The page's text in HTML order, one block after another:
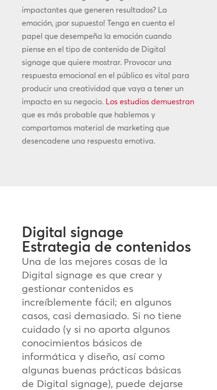
impactantes que generen resultados? La
emoción, ¡por supuesto! Tenga en cuenta el
papel que desempeña la emoción cuando
piense en el tipo de contenido de Digital
signage que quiere mostrar. Provocar una
respuesta emocional en el público es vital para
producir una creatividad que vaya a tener un
impacto en su negocio. Los estudios demuestran
que es más probable que hablemos y
compartamos material de marketing que
desencadene una respuesta emotiva.
Digital signage
Estrategia de contenidos
Una de las mejores cosas de la
Digital signage es que crear y
gestionar contenidos es
increíblemente fácil; en algunos
casos, casi demasiado. Si no tiene
cuidado (y si no aporta algunos
conocimientos básicos de
informática y diseño, así como
algunas buenas prácticas básicas
de Digital signage), puede dejarse